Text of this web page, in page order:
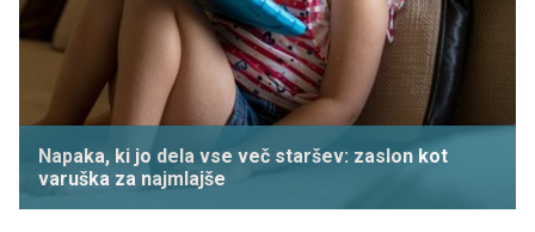
Napaka, ki jo dela vse več staršev: zaslon kot
varuška za najmlajše